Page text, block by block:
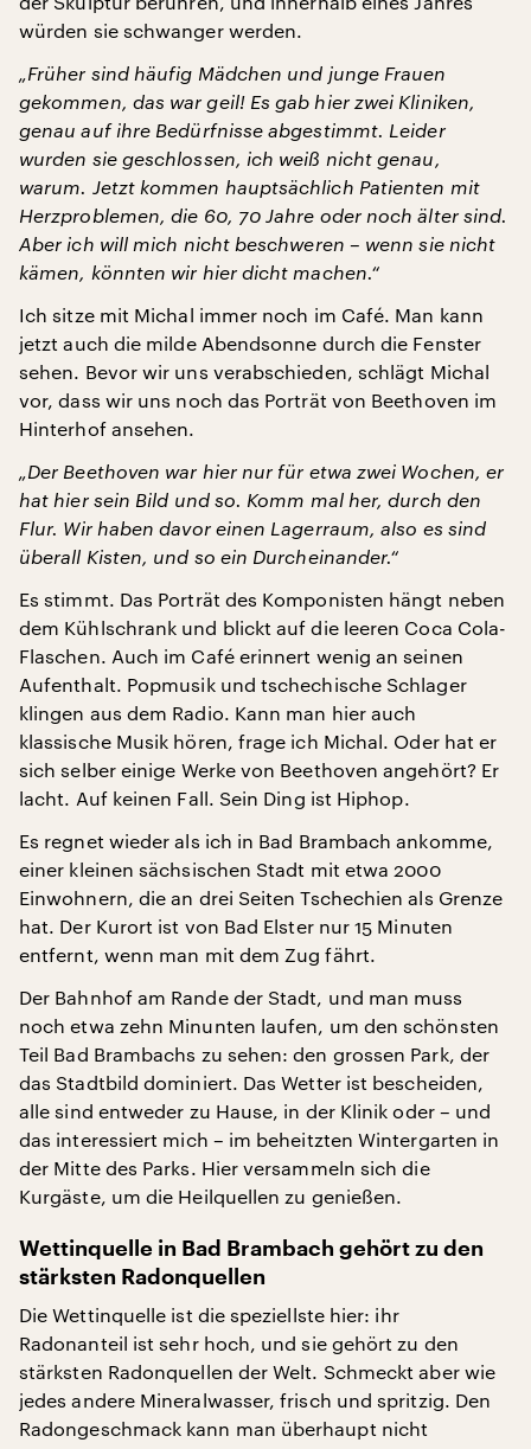
würden sie schwanger werden.
„Früher sind häufig Mädchen und junge Frauen
gekommen, das war geil! Es gab hier zwei Kliniken,
genau auf ihre Bedürfnisse abgestimmt. Leider
wurden sie geschlossen, ich weiß nicht genau,
warum. Jetzt kommen hauptsächlich Patienten mit
Herzproblemen, die 60, 70 Jahre oder noch älter sind.
Aber ich will mich nicht beschweren – wenn sie nicht
kämen, könnten wir hier dicht machen.“
Ich sitze mit Michal immer noch im Café. Man kann
jetzt auch die milde Abendsonne durch die Fenster
sehen. Bevor wir uns verabschieden, schlägt Michal
vor, dass wir uns noch das Porträt von Beethoven im
Hinterhof ansehen.
„Der Beethoven war hier nur für etwa zwei Wochen, er
hat hier sein Bild und so. Komm mal her, durch den
Flur. Wir haben davor einen Lagerraum, also es sind
überall Kisten, und so ein Durcheinander.“
Es stimmt. Das Porträt des Komponisten hängt neben
dem Kühlschrank und blickt auf die leeren Coca Cola-
Flaschen. Auch im Café erinnert wenig an seinen
Aufenthalt. Popmusik und tschechische Schlager
klingen aus dem Radio. Kann man hier auch
klassische Musik hören, frage ich Michal. Oder hat er
sich selber einige Werke von Beethoven angehört? Er
lacht. Auf keinen Fall. Sein Ding ist Hiphop.
Es regnet wieder als ich in Bad Brambach ankomme,
einer kleinen sächsischen Stadt mit etwa 2000
Einwohnern, die an drei Seiten Tschechien als Grenze
hat. Der Kurort ist von Bad Elster nur 15 Minuten
entfernt, wenn man mit dem Zug fährt.
Der Bahnhof am Rande der Stadt, und man muss
noch etwa zehn Minunten laufen, um den schönsten
Teil Bad Brambachs zu sehen: den grossen Park, der
das Stadtbild dominiert. Das Wetter ist bescheiden,
alle sind entweder zu Hause, in der Klinik oder – und
das interessiert mich – im beheitzten Wintergarten in
der Mitte des Parks. Hier versammeln sich die
Kurgäste, um die Heilquellen zu genießen.
Wettinquelle in Bad Brambach gehört zu den
stärksten Radonquellen
Die Wettinquelle ist die speziellste hier: ihr
Radonanteil ist sehr hoch, und sie gehört zu den
stärksten Radonquellen der Welt. Schmeckt aber wie
jedes andere Mineralwasser, frisch und spritzig. Den
Radongeschmack kann man überhaupt nicht